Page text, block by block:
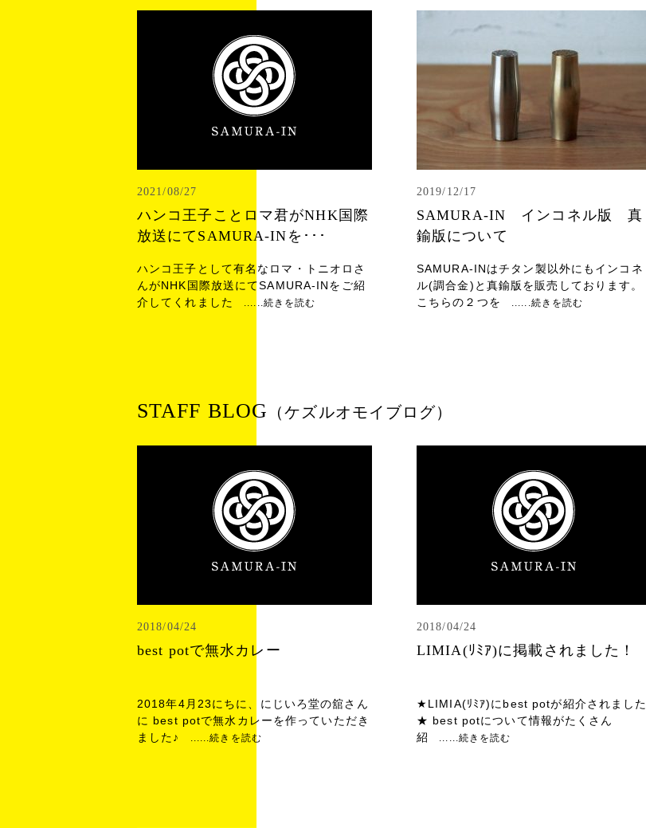
2021/08/27
ハンコ王子ことロマ君がNHK国際
放送にてSAMURA-INを･･･
ハンコ王子として有名なロマ・トニオロさ
んがNHK国際放送にてSAMURA-INをご紹
介してくれました
......続きを読む
2019/12/17
SAMURA-IN インコネル版 真
鍮版について
SAMURA-INはチタン製以外にもインコネ
ル(調合金)と真鍮版を販売しております。
こちらの２つを
......続きを読む
STAFF BLOG （ケズルオモイブログ）
2018/04/24
best potで無水カレー
2018年4月23にちに、にじいろ堂の舘さん
に best potで無水カレーを作っていただき
ました♪
......続きを読む
2018/04/24
LIMIA(ﾘﾐｱ)に掲載されました！
★LIMIA(ﾘﾐｱ)にbest potが紹介されました
★ best potについて情報がたくさん
紹
......続きを読む